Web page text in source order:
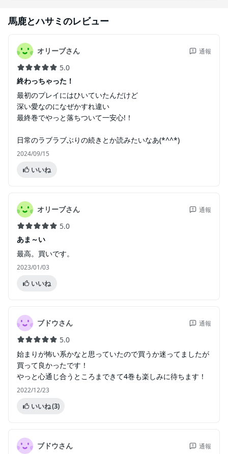
馬鹿とハサミのレビュー
オリーブさん 通報
5.0
終わっちゃった！
最初のプレイにはひいていたんだけど
深い愛なのになぜかすれ違い
最終巻でやっと落ちついて一安心!！
日常のラブラブぶりの続きとか読みたいなあ(*^^*)
2024/09/15
いいね
オリーブさん 通報
5.0
あま～い
最高。買いです。
2023/01/03
いいね
ブドウさん 通報
5.0
始まりが怖い系かなと思っていたので買うか迷ってましたが
買って良かったです！
やっと心通じ合うところまできて4巻も楽しみに待ちます！
2022/12/23
いいね(3)
ブドウさん 通報